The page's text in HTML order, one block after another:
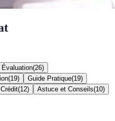
(26)
(19) Guide Pratique(19)
(12) Astuce et Conseils(10)